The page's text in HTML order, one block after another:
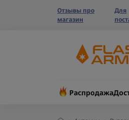
Отзывы про
магазин
Для
Распродажа